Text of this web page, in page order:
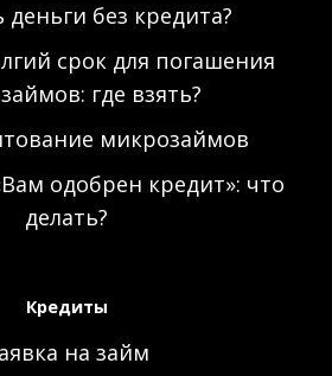
деньги без кредита?
срок для погашения
где взять?
микрозаймов
одобрен кредит»: что
делать?
Кредиты
на займ